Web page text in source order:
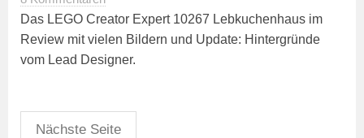
Das LEGO Creator Expert 10267 Lebkuchenhaus im
Review mit vielen Bildern und Update: Hintergründe
vom Lead Designer.
Seitennummerierung
Nächste Seite